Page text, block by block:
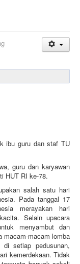
ibu guru dan staf TU
guru dan karyawan
HUT RI ke-78.
salah satu hari
Pada tanggal 17
merayakan hari
Selain upacara
menyambut dan
macam-macam lomba
setiap pedusunan,
kemerdekaan. Tidak